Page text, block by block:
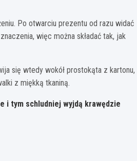
Po otwarciu prezentu od razu widać
więc można składać tak, jak
się wtedy wokół prostokąta z kartonu,
z miękką tkaniną.
i tym schludniej wyjdą krawędzie